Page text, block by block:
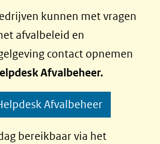
kunnen met vragen
afvalbeleid en
contact opnemen
Afvalbeheer.
Afvalbeheer
bereikbaar via het